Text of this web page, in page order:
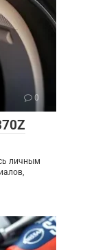
0
личным